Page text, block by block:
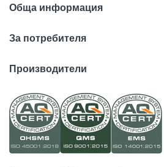
Обща информация
За потребителя
Производители